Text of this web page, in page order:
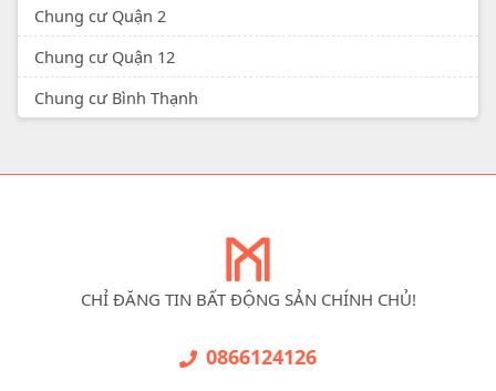
Chung cư Quận 2
Chung cư Quận 12
Chung cư Bình Thạnh
CHỈ ĐĂNG TIN BẤT ĐỘNG SẢN CHÍNH CHỦ!
0866124126